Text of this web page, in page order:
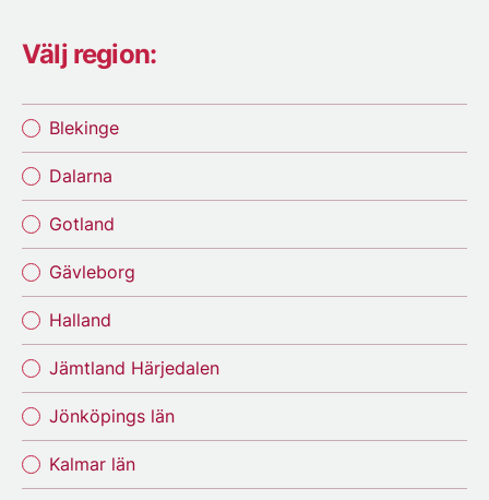
Välj region:
Blekinge
Dalarna
Gotland
Gävleborg
Halland
Jämtland Härjedalen
Jönköpings län
Kalmar län